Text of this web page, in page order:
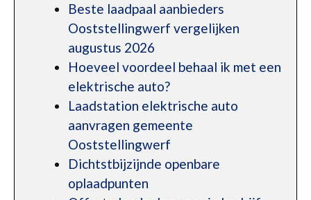
Beste laadpaal aanbieders
Ooststellingwerf vergelijken
augustus 2026
Hoeveel voordeel behaal ik met een
elektrische auto?
Laadstation elektrische auto
aanvragen gemeente
Ooststellingwerf
Dichtstbijzijnde openbare
oplaadpunten